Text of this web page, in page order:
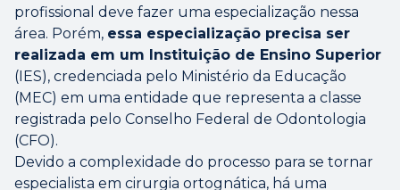
profissional deve fazer uma especialização nessa
área. Porém, essa especialização precisa ser
realizada em um Instituição de Ensino Superior
(IES), credenciada pelo Ministério da Educação
(MEC) em uma entidade que representa a classe
registrada pelo Conselho Federal de Odontologia
(CFO).
Devido a complexidade do processo para se tornar
especialista em cirurgia ortognática, há uma